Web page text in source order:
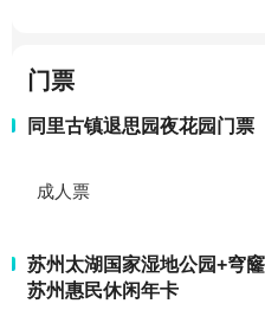
门票
同里古镇退思园夜花园门票
成人票
苏州太湖国家湿地公园+穹
苏州惠民休闲年卡